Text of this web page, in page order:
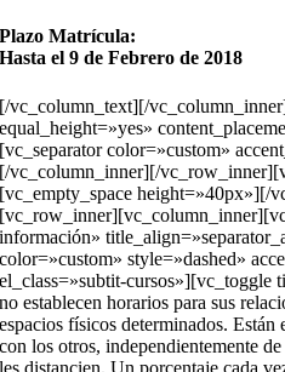
Plazo Matrícula:
Hasta el 9 de Febrero de 2018
[/vc_column_text][/
equal_height=»yes»
[vc_separator color=»custom»
[/vc_column_inner][/
[vc_empty_space height=»40px»][/
información»
color=»custom» style=»dashed»
el_class=»subtit-cursos»][vc_toggle
no establecen horarios para sus
espacios físicos determinados. Están
con los otros, independientemente
les distancien. Un porcentaje cada